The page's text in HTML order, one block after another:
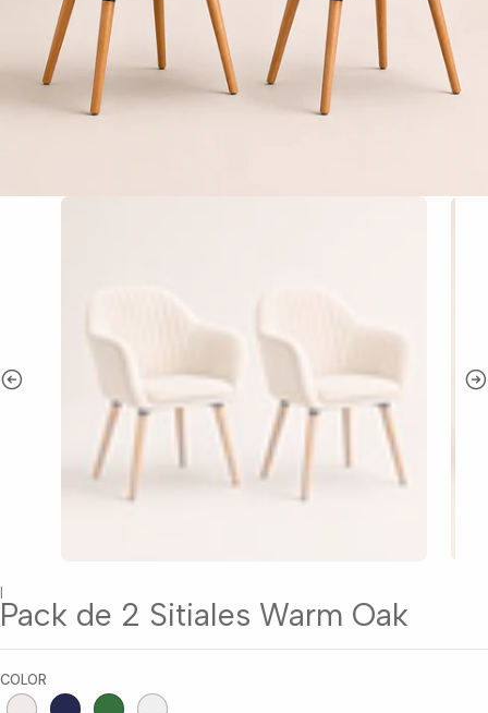
|
Pack de 2 Sitiales Warm Oak
COLOR